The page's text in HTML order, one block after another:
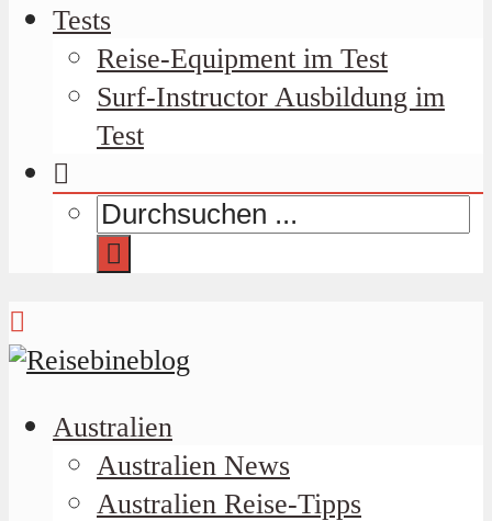
Tests
Reise-Equipment im Test
Surf-Instructor Ausbildung im
Test
Australien
Australien News
Australien Reise-Tipps